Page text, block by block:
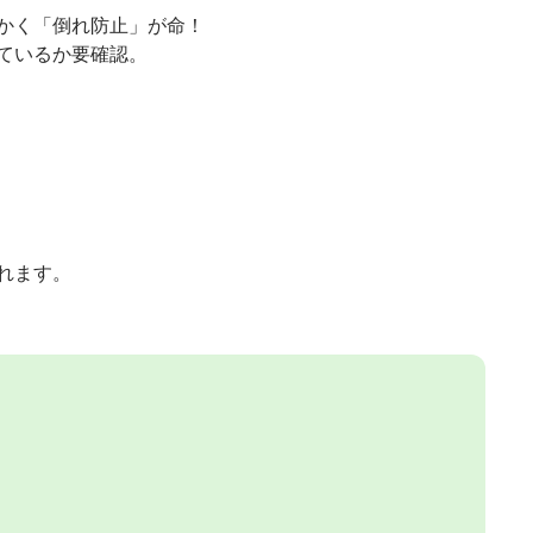
「倒れ防止」が命！
るか要確認。
す。